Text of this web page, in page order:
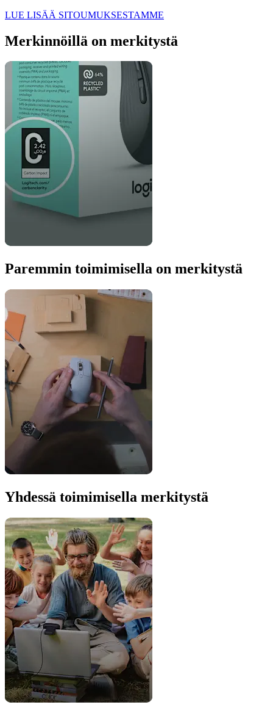
LUE LISÄÄ SITOUMUKSESTAMME
Merkinnöillä on merkitystä
Paremmin toimimisella on merkitystä
Yhdessä toimimisella merkitystä